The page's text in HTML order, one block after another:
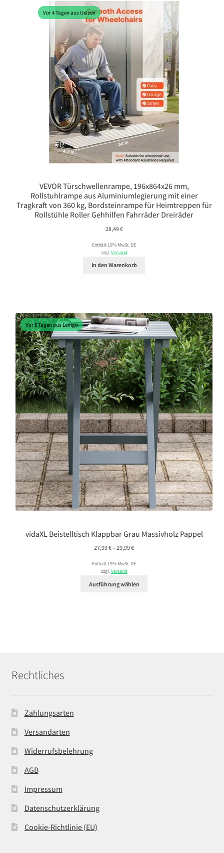
Vor 4 Tagen aus Uelzen
VEVOR Türschwellenrampe, 196x864x26 mm,
Rollstuhlrampe aus Aluminiumlegierung mit einer
Tragkraft von 360 kg, Bordsteinrampe für Heimtreppen für
Rollstühle Roller Gehhilfen Fahrräder Dreiräder
28,49€
Enthält 19% MwSt. DE
zzgl.Versand
In den Warenkorb
Vor 5 Tagen aus Lemgo
vidaXL Beistelltisch Klappbar Grau Massivholz Pappel
27,99€– 29,99€Preisspanne:
bis
Enthält 19% MwSt. DE
zzgl.Versand
Ausführung wählen
Rechtliches
Zahlungsarten
Versandarten
Widerrufsbelehrung
AGB
Impressum
Datenschutzerklärung
Cookie-Richtlinie (EU)